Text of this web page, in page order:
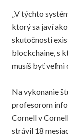
„V týchto
ktorý sa javí
skutočnosti
blockchaine, s
musíš byť veľmi
Na vykonanie
profesorom
Cornell v
strávil 18